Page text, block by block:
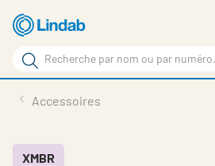
Aller
au
contenu
principal
Rechercher
Rechercher
sur
site
En vedette
Accessoires
XMBR